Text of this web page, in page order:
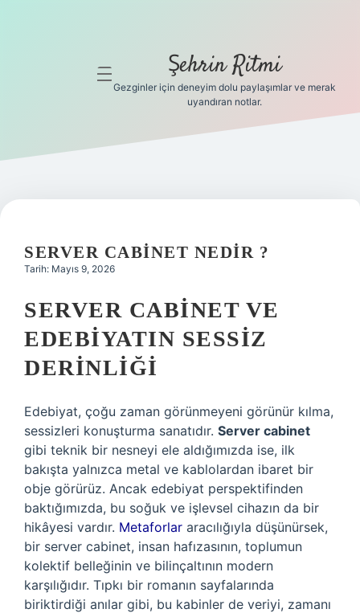
Gizlilik
Hakkımızda
menüyü
Şehrin Ritmi
Gezginler için deneyim dolu paylaşımlar ve merak
uyandıran notlar.
SERVER CABINET NEDIR ?
Tarih: Mayıs 9, 2026
SERVER CABINET VE
EDEBIYATIN SESSIZ
DERINLIĞI
Edebiyat, çoğu zaman görünmeyeni görünür kılma,
sessizleri konuşturma sanatıdır. Server cabinet
gibi teknik bir nesneyi ele aldığımızda ise, ilk
bakışta yalnızca metal ve kablolardan ibaret bir
obje görürüz. Ancak edebiyat perspektifinden
baktığımızda, bu soğuk ve işlevsel cihazın da bir
hikâyesi vardır. Metaforlar aracılığıyla düşünürsek,
bir server cabinet, insan hafızasının, toplumun
kolektif belleğinin ve bilinçaltının modern
karşılığıdır. Tıpkı bir romanın sayfalarında
biriktirdiği anılar gibi, bu kabinler de veriyi, zamanı